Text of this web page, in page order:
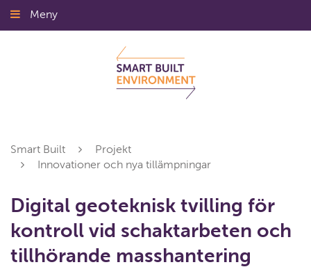
Gå
till
Meny
Smart Built
Projekt
Innovationer och nya tillämpningar
Digital geoteknisk tvilling för
kontroll vid schaktarbeten och
tillhörande masshantering